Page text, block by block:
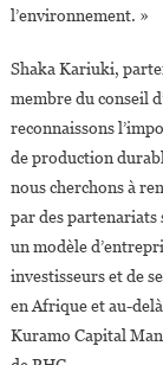
l’environnement. »
Shaka Kariuki,
membre du conseil
reconnaissons
de production
nous cherchons à
par des
un modèle
investisseurs et de
en Afrique et au-
Kuramo Capital